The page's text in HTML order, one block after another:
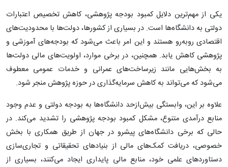
یکی از مهم‌ترین دلایل کمبود بودجه پژوهشی، کاهش تخصیص اعتبارات
دولتی به دانشگاه‌ها است. در بسیاری از کشورها، دولت‌ها با محدودیت‌های
اقتصادی روبه‌رو هستند و این امر باعث می‌شود که بودجه‌های آموزشی و
پژوهشی کاهش یابد. همچنین، در برخی موارد، اولویت‌های مالی دولت‌ها
به بخش‌هایی مانند زیرساخت‌های عمرانی و خدمات عمومی معطوف
می‌شود که می‌تواند به کاهش سرمایه‌گذاری در حوزه پژوهش منجر شود.
علاوه بر این، وابستگی بیش‌ازحد دانشگاه‌ها به بودجه دولتی و عدم وجود
منابع درآمدی متنوع، مشکل کمبود بودجه پژوهشی را تشدید می‌کند. در
حالی که برخی دانشگاه‌های پیشرو در جهان از طریق همکاری با بخش
خصوصی، دریافت کمک‌های مالی از بنیادهای تحقیقاتی و تجاری‌سازی
دستاوردهای علمی خود، منابع مالی پایداری ایجاد می‌کنند، بسیاری از